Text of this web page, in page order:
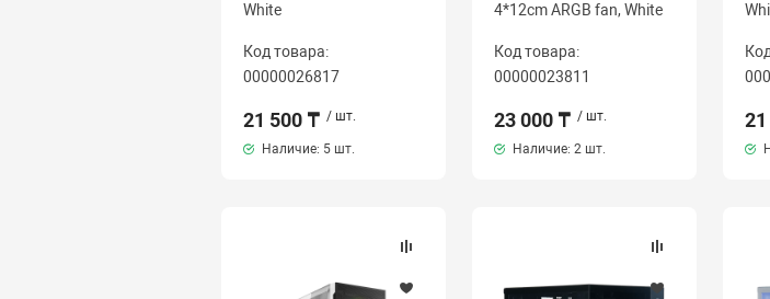
White
Код товара:
00000026817
21 500 ₸ / шт.
Наличие: 5 шт.
4*12cm ARGB fan, White
Код товара:
00000023811
23 000 ₸ / шт.
Наличие: 2 шт.